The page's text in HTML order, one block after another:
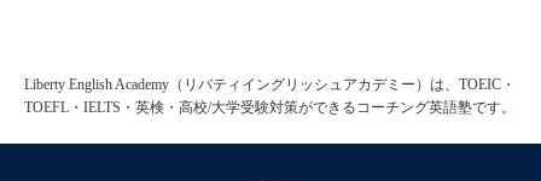
Liberty English Academy（リバティイングリッシュアカデミー）は、TOEIC・
TOEFL・IELTS・英検・高校/大学受験対策ができるコーチング英語塾です。